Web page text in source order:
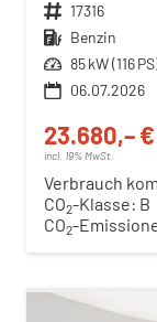
Fahrzeugnr. 17316
Kraftstoff Benzin
Leistung 85 kW (116
06.07.2026
23.680,– €
incl. 19% MwSt.
Verbrauch
CO2-Klasse: B
CO2-